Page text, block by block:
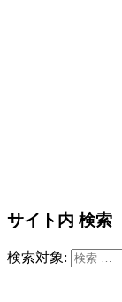
サイト内 検索
検索対象: